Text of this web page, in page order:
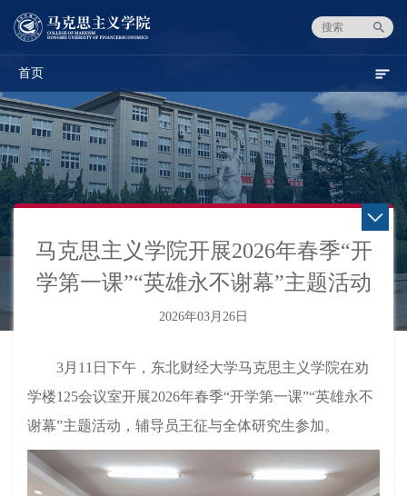
首页
马克思主义学院开展2026年春季“开
学第一课”“英雄永不谢幕”主题活动
2026年03月26日
3月 11 日 下午 ，东北财经大学马克思主义学院在劝
学楼125会议室开展2026年春季“开学第一课”“英雄永不
谢幕”主题活动，辅导员王征与全体研究生参加。